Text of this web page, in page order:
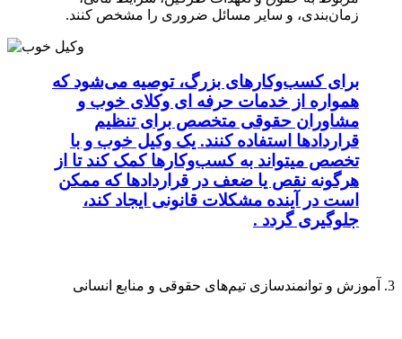
زمان‌بندی، و سایر مسائل ضروری را مشخص کنند.
برای کسب‌وکارهای بزرگ، توصیه می‌شود که
همواره از خدمات حرفه ای وکلای خوب و
مشاوران حقوقی متخصص برای تنظیم
قراردادها استفاده کنند. یک وکیل خوب و با
تخصص میتواند به کسب‌وکارها کمک کند تا از
هرگونه نقص یا ضعف در قراردادها که ممکن
است در آینده مشکلات قانونی ایجاد کند،
جلوگیری گردد .
3. آموزش و توانمندسازی تیم‌های حقوقی و منابع انسانی